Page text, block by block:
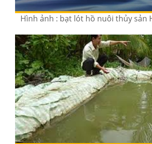
Hình ảnh : bạt lót hồ nuôi thủy sản